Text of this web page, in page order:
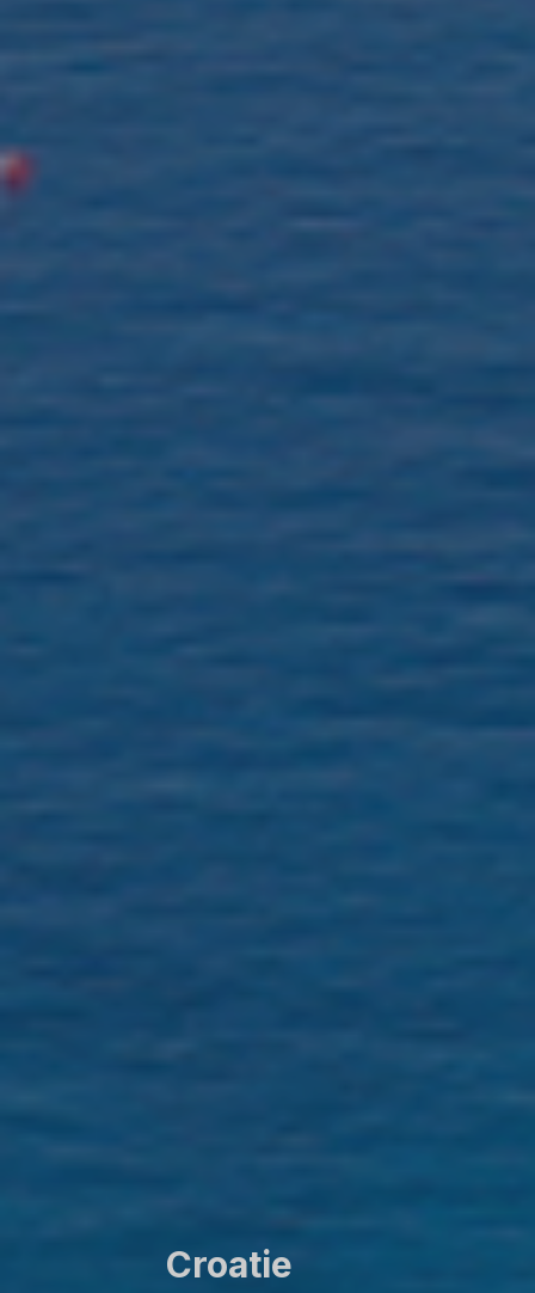
Croatie